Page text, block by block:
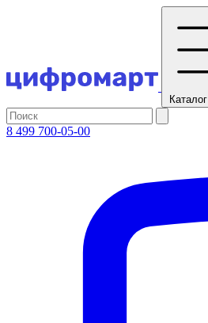
Каталог
8 499 700-05-00